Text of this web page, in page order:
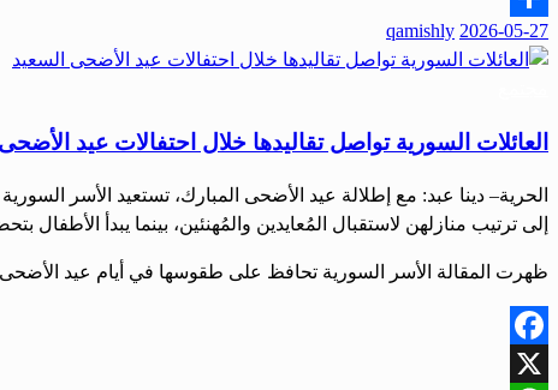
Share
2026-05-27
qamishly
العائلات السورية تواصل تقاليدها خلال احتفالات عيد
الحرية– دينا عبد: مع إطلالة عيد الأضحى المبارك، تستعيد الأسر
إلى ترتيب منازلهن لاستقبال المُعايدين والمُهنئين، بينما يبدأ
ظهرت المقالة الأسر السورية تحافظ على طقوسها في أيام عيد الأضحى
Facebook